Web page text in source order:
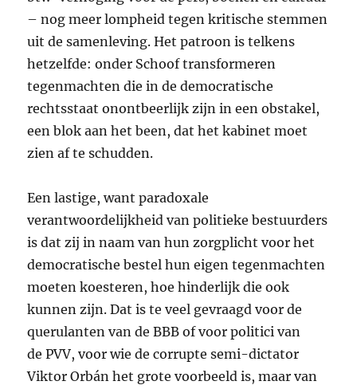
– nog meer lompheid tegen kritische stemmen
uit de samenleving. Het patroon is telkens
hetzelfde: onder Schoof transformeren
tegenmachten die in de democratische
rechtsstaat onontbeerlijk zijn in een obstakel,
een blok aan het been, dat het kabinet moet
zien af te schudden.
Een lastige, want paradoxale
verantwoordelijkheid van politieke bestuurders
is dat zij in naam van hun zorgplicht voor het
democratische bestel hun eigen tegenmachten
moeten koesteren, hoe hinderlijk die ook
kunnen zijn. Dat is te veel gevraagd voor de
querulanten van deBBB of voor politici van
dePVV, voor wie de corrupte semi-dictator
Viktor Orbán het grote voorbeeld is, maar van